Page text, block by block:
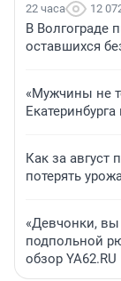
22 часа 12
В Волгограде
оставшихся
«Мужчины не
Как за август
потерять
«Девчонки, вы
подпольной
обзор YA62.RU